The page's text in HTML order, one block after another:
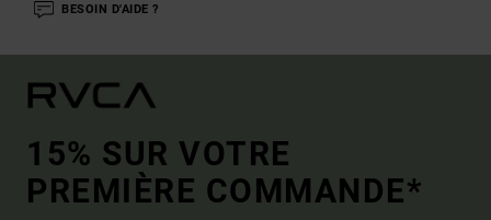
BESOIN D'AIDE ?
15% SUR VOTRE
PREMIÈRE COMMANDE*